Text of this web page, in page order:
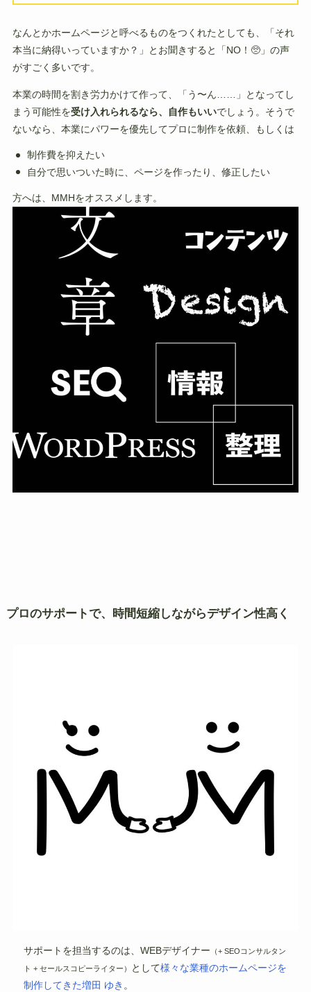
なんとかホームページと呼べるものをつくれたとしても、「それ
本当に納得いっていますか？」とお聞きすると「NO！🥺」の声
がすごく多いです。
本業の時間を割き労力かけて作って、「う〜ん……」となってし
まう可能性を受け入れられるなら、自作もいいでしょう。そうで
ないなら、本業にパワーを優先してプロに制作を依頼、もしくは
制作費を抑えたい
自分で思いついた時に、ページを作ったり、修正したい
方へは、MMHをオススメします。
プロのサポートで、時間短縮しながらデザイン性高く
サポートを担当するのは、WEBデザイナー （+ SEOコンサルタン
ト + セールスコピーライター） として様々な業種のホームページを
制作してきた増田 ゆき 。